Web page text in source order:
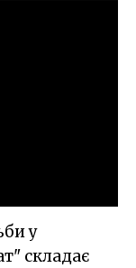
у
складає